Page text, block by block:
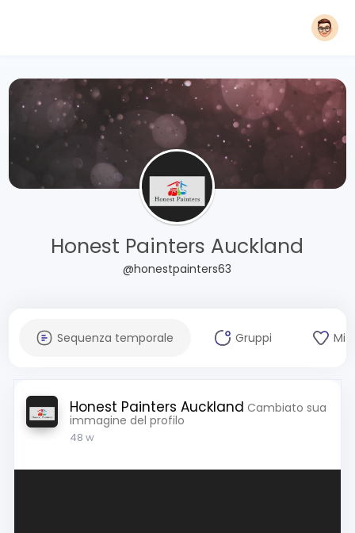
Honest Painters Auckland
@honestpainters63
Sequenza temporale Gruppi Mi
Honest Painters Auckland Cambiato sua
immagine del profilo
48 w